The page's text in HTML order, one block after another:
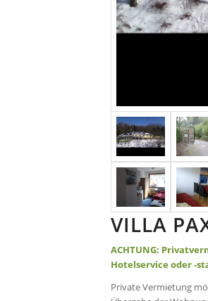
VILLA
ACHTUNG:
Hotelservice oder -
Private Vermietung